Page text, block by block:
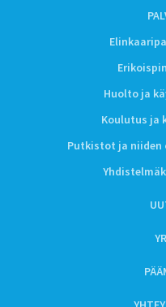
Huolto ja
Koulutus ja
Putkistot ja niiden